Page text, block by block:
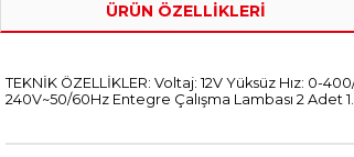
ÜRÜN ÖZELLIKLERI
TEKNİK ÖZELLİKLER: Voltaj: 12V Yüksüz Hız: 0-
240V~50/60Hz Entegre Çalışma Lambası 2 Adet